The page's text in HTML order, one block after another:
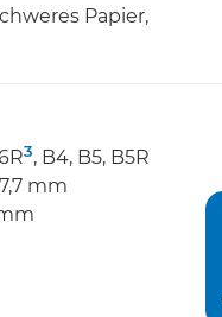
Papier,
3, B4, B5, B5R
mm